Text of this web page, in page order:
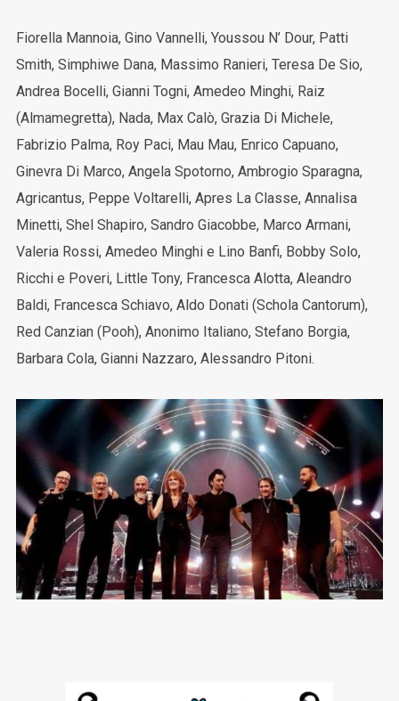
Fiorella Mannoia, Gino Vannelli, Youssou N’ Dour, Patti
Smith, Simphiwe Dana, Massimo Ranieri, Teresa De Sio,
Andrea Bocelli, Gianni Togni, Amedeo Minghi, Raiz
(Almamegretta), Nada, Max Calò, Grazia Di Michele,
Fabrizio Palma, Roy Paci, Mau Mau, Enrico Capuano,
Ginevra Di Marco, Angela Spotorno, Ambrogio Sparagna,
Agricantus, Peppe Voltarelli, Apres La Classe, Annalisa
Minetti, Shel Shapiro, Sandro Giacobbe, Marco Armani,
Valeria Rossi, Amedeo Minghi e Lino Banfi, Bobby Solo,
Ricchi e Poveri, Little Tony, Francesca Alotta, Aleandro
Baldi, Francesca Schiavo, Aldo Donati (Schola Cantorum),
Red Canzian (Pooh), Anonimo Italiano, Stefano Borgia,
Barbara Cola, Gianni Nazzaro, Alessandro Pitoni.